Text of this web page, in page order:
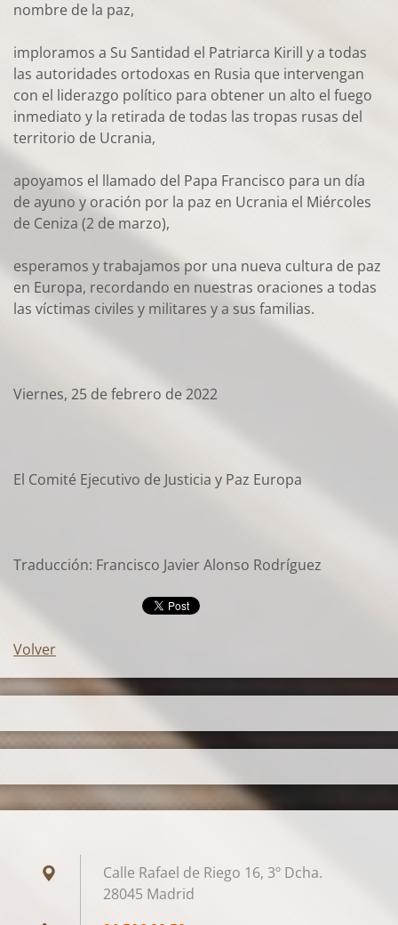
nombre de la paz,
imploramos a Su Santidad el Patriarca Kirill y a todas
las autoridades ortodoxas en Rusia que intervengan
con el liderazgo político para obtener un alto el fuego
inmediato y la retirada de todas las tropas rusas del
territorio de Ucrania,
apoyamos el llamado del Papa Francisco para un día
de ayuno y oración por la paz en Ucrania el Miércoles
de Ceniza (2 de marzo),
esperamos y trabajamos por una nueva cultura de paz
en Europa, recordando en nuestras oraciones a todas
las víctimas civiles y militares y a sus familias.
Viernes, 25 de febrero de 2022
El Comité Ejecutivo de Justicia y Paz Europa
Traducción: Francisco Javier Alonso Rodríguez
Volver
Calle Rafael de Riego 16, 3º Dcha.
28045 Madrid